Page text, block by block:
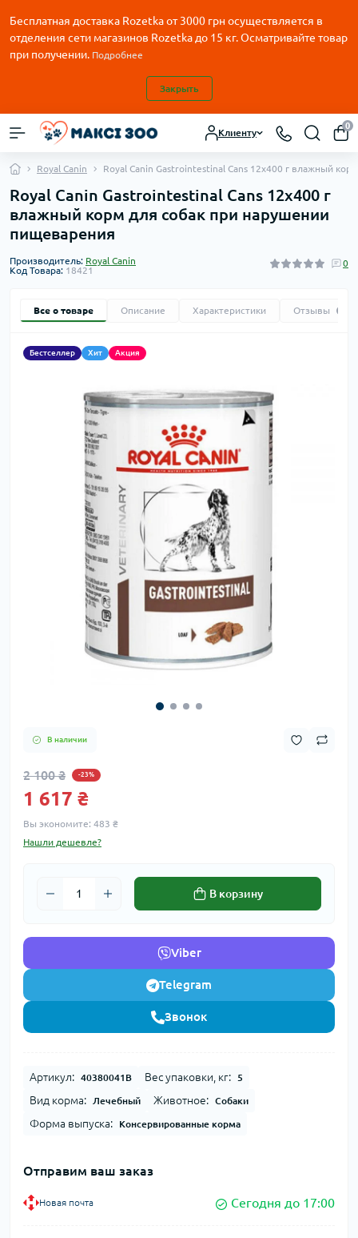
Бесплатная доставка Rozetka от3000 грн осуществляется в
отделения сети магазинов Rozetka до 15 кг. Осматривайте товар
при получении. Подробнее
Закрыть
Клиенту
0
Royal Canin Royal Canin Gastrointestinal Cans 12x400 г влажный
Royal Canin Gastrointestinal Cans 12x400 г
влажный корм для собак при нарушении
пищеварения
Производитель: Royal Canin
Код Товара: 18421
0
Все о товаре Описание Характеристики Отзывы
Бестселлер Хит Акция
В наличии
2 100 ₴ -23%
1 617 ₴
Вы экономите: 483 ₴
Нашли дешевле?
В корзину
Viber
Telegram
Звонок
Артикул: 40380041B Вес упаковки, кг: 5
Вид корма: Лечебный Животное: Собаки
Форма выпуска: Консервированные корма
Отправим ваш заказ
Новая почта Сегодня до 17:00